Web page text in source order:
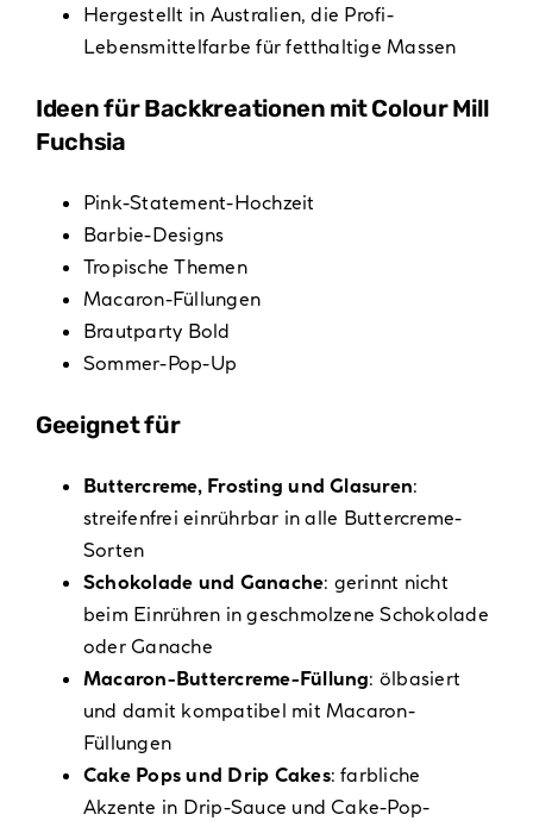
Hergestellt in Australien, die Profi-
Lebensmittelfarbe für fetthaltige Massen
Ideen für Backkreationen mit Colour Mill
Fuchsia
Pink-Statement-Hochzeit
Barbie-Designs
Tropische Themen
Macaron-Füllungen
Brautparty Bold
Sommer-Pop-Up
Geeignet für
Buttercreme, Frosting und Glasuren:
streifenfrei einrührbar in alle Buttercreme-
Sorten
Schokolade und Ganache: gerinnt nicht
beim Einrühren in geschmolzene Schokolade
oder Ganache
Macaron-Buttercreme-Füllung: ölbasiert
und damit kompatibel mit Macaron-
Füllungen
Cake Pops und Drip Cakes: farbliche
Akzente in Drip-Sauce und Cake-Pop-